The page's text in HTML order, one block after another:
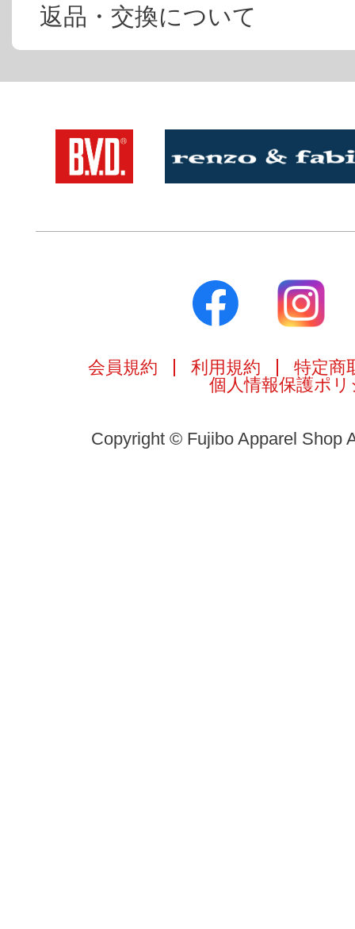
返品・交換について
会員規約 利用規約
特定商
個人情報保護ポリ
Copyright © Fujibo Apparel Shop